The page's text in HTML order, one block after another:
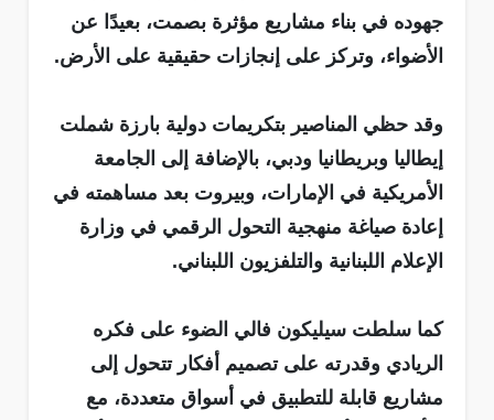
جهوده في بناء مشاريع مؤثرة بصمت، بعيدًا عن
الأضواء، وتركز على إنجازات حقيقية على الأرض.
وقد حظي المناصير بتكريمات دولية بارزة شملت
إيطاليا وبريطانيا ودبي، بالإضافة إلى الجامعة
الأمريكية في الإمارات، وبيروت بعد مساهمته في
إعادة صياغة منهجية التحول الرقمي في وزارة
الإعلام اللبنانية والتلفزيون اللبناني.
كما سلطت سيليكون فالي الضوء على فكره
الريادي وقدرته على تصميم أفكار تتحول إلى
مشاريع قابلة للتطبيق في أسواق متعددة، مع